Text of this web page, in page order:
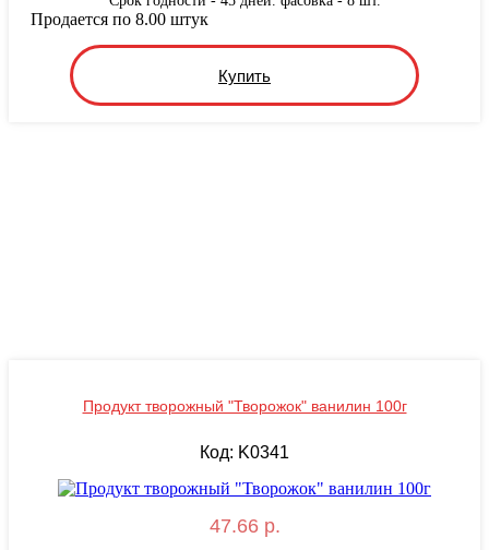
Купить
Продается по 8.00 штук
Продукт творожный "Творожок" ванилин 100г
Код: K0341
47.66 р.